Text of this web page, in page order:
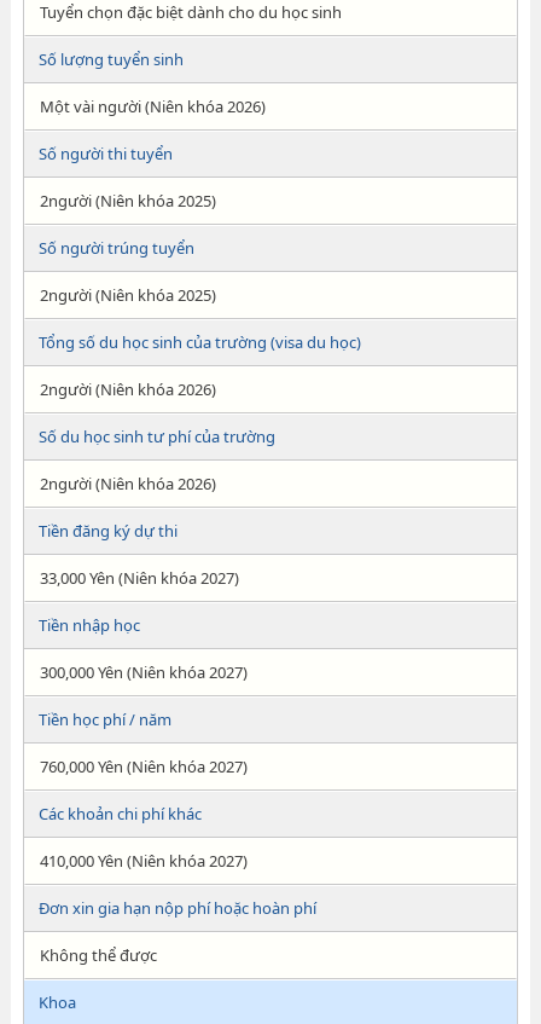
Tuyển chọn đặc biệt dành cho du học sinh
Số lượng tuyển sinh
Một vài người (Niên khóa 2026)
Số người thi tuyển
2người (Niên khóa 2025)
Số người trúng tuyển
2người (Niên khóa 2025)
Tổng số du học sinh của trường (visa du học)
2người (Niên khóa 2026)
Số du học sinh tư phí của trường
2người (Niên khóa 2026)
Tiền đăng ký dự thi
33,000 Yên (Niên khóa 2027)
Tiền nhập học
300,000 Yên (Niên khóa 2027)
Tiền học phí / năm
760,000 Yên (Niên khóa 2027)
Các khoản chi phí khác
410,000 Yên (Niên khóa 2027)
Đơn xin gia hạn nộp phí hoặc hoàn phí
Không thể được
Khoa